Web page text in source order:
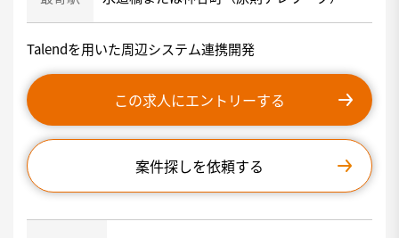
Talendを用いた周辺システム連携開発
この求人にエントリーする
案件探しを依頼する